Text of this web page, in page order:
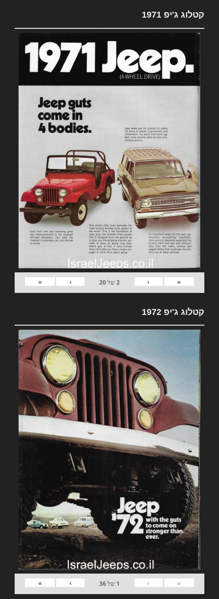
קטלוג ג'יפ 1971
«
‹
2של20
›
»
קטלוג ג'יפ 1972
«
‹
1 של36
›
»